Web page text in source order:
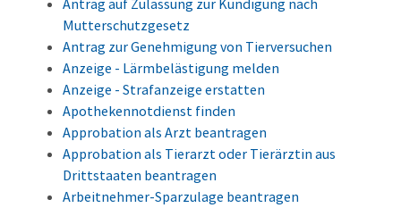
Antrag auf Zulassung zur Kündigung nach
Mutterschutzgesetz
Antrag zur Genehmigung von Tierversuchen
Anzeige - Lärmbelästigung melden
Anzeige - Strafanzeige erstatten
Apothekennotdienst finden
Approbation als Arzt beantragen
Approbation als Tierarzt oder Tierärztin aus
Drittstaaten beantragen
Arbeitnehmer-Sparzulage beantragen